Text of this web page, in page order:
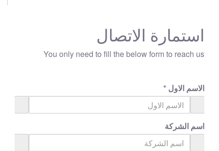
استمارة الاتصال
You only need to fill the below form to reach us
الاسم الاول *
اسم الشركة